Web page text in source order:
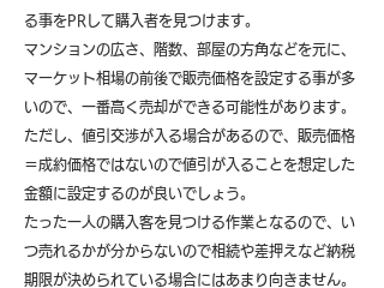
る事をPRして購入者を見つけます。
マンションの広さ、階数、部屋の方角などを元に、
マーケット相場の前後で販売価格を設定する事が多
いので、一番高く売却ができる可能性があります。
ただし、値引交渉が入る場合があるので、販売価格
＝成約価格ではないので値引が入ることを想定した
金額に設定するのが良いでしょう。
たった一人の購入客を見つける作業となるので、い
つ売れるかが分からないので相続や差押えなど納税
期限が決められている場合にはあまり向きません。